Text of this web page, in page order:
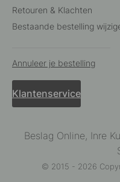
Retouren & Klachten
Bestaande bestelling
Annuleer je bestelling
Klantenservice
Beslag Online, Inre
© 2015 - 2026